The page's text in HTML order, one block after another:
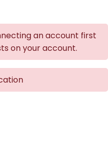
an account first
on your account.